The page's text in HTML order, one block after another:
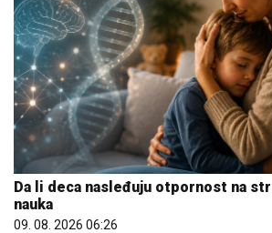
Da li deca nasleđuju otpornost na
nauka
09. 08. 2026 06:26